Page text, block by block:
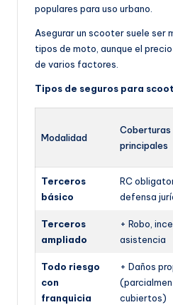
populares para uso urbano.
Asegurar un scooter suele ser
tipos de moto, aunque el
de varios factores.
Tipos de seguros para
Modalidad
Coberturas
principales
Terceros
básico
RC
defensa
Terceros
ampliado
+ Robo,
asistencia
Todo riesgo
con
franquicia
+ Daños
cubiertos)